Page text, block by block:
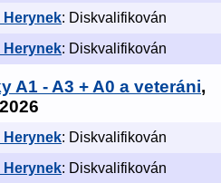
Herynek: Diskvalifikován
Herynek: Diskvalifikován
A1 - A3 + A0 a veteráni,
Herynek: Diskvalifikován
Herynek: Diskvalifikován